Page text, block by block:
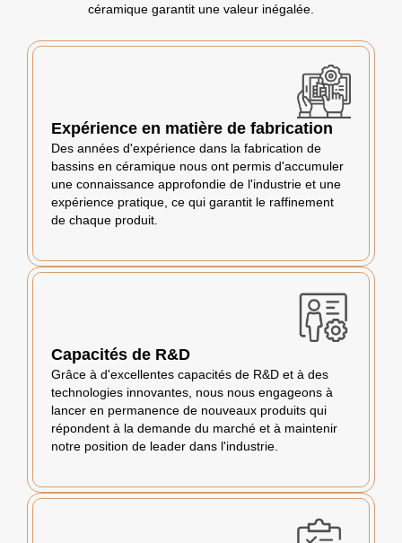
céramique garantit une valeur inégalée.
Expérience en matière de fabrication
Des années d'expérience dans la fabrication de
bassins en céramique nous ont permis d'accumuler
une connaissance approfondie de l'industrie et une
expérience pratique, ce qui garantit le raffinement
de chaque produit.
Capacités de R&D
Grâce à d'excellentes capacités de R&D et à des
technologies innovantes, nous nous engageons à
lancer en permanence de nouveaux produits qui
répondent à la demande du marché et à maintenir
notre position de leader dans l'industrie.